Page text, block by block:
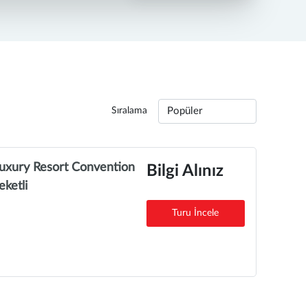
Sıralama
Resort Convention
Bilgi Alınız
Turu İncele